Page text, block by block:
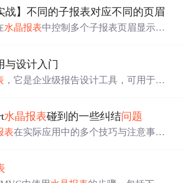
战】不同的子报表对应不同的页眉
水晶报表中控制多个子报表页眉显示的
与设计入门
，它是企业级报告设计工具，可用于生
户熟悉报表创建和导出流程，还提供编
能和自动化程度。
水晶报表碰到的一些纠结问题
表在实际应用中的多个技巧与注意事